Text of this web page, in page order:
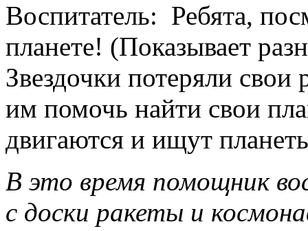
Воспитатель: Ребята,
планете! (Показывает
Звездочки потеряли
им помочь найти свои
двигаются и ищут
В это время помощник
с доски ракеты и